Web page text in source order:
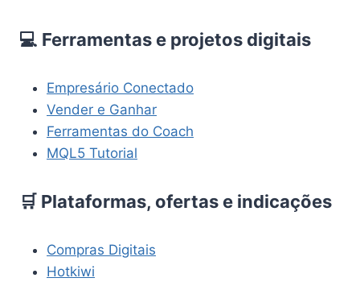
💻 Ferramentas e projetos digitais
Empresário Conectado
Vender e Ganhar
Ferramentas do Coach
MQL5 Tutorial
🛒 Plataformas, ofertas e indicações
Compras Digitais
Hotkiwi